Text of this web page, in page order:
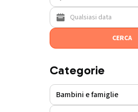
CERCA
Categorie
Bambini e famiglie